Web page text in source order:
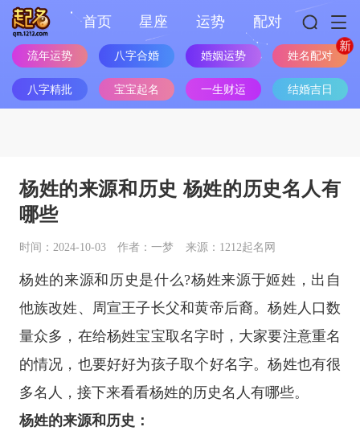
首页 星座 运势 配对
流年运势 八字合婚 婚姻运势 姓名配对
八字精批 宝宝起名 一生财运 结婚吉日
杨姓的来源和历史 杨姓的历史名人有
哪些
时间：2024-10-03 作者：一梦 来源：1212起名网
杨姓的来源和历史是什么?杨姓来源于姬姓，出自
他族改姓、周宣王子长父和黄帝后裔。杨姓人口数
量众多，在给杨姓宝宝取名字时，大家要注意重名
的情况，也要好好为孩子取个好名字。杨姓也有很
多名人，接下来看看杨姓的历史名人有哪些。
杨姓的来源和历史：